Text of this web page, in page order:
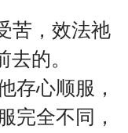
苦，效法祂
的。
存心顺服，
完全不同，